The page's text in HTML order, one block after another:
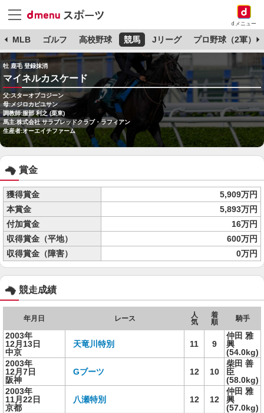
dメニュー
MLB ゴルフ 高校野球 競馬 Jリーグ プロ野球（2軍）
牡 鹿毛 登録抹消
マイネルカスケード
父:スターオブコジーン
母:メジロカピユサン
調教師:服部 利之 (栗東)
馬主:株式会社 サラブレッドクラブ・ラフィアン
生産者:オーエイチファーム
賞金
獲得賞金
5,909万円
本賞金
5,893万円
付加賞金
16万円
収得賞金（平地）
600万円
収得賞金（障害）
0万円
競走成績
年月日 レース
人
気
着
順
騎手
2003年
12月13日
中京
天竜川特別 11 9
仲田 雅
興
(54.0kg)
2003年
12月7日
阪神
Gブーツ 12 10
柴田 善
臣
(58.0kg)
2003年
11月22日
京都
八瀬特別 12 12
仲田 雅
興
(57.0kg)